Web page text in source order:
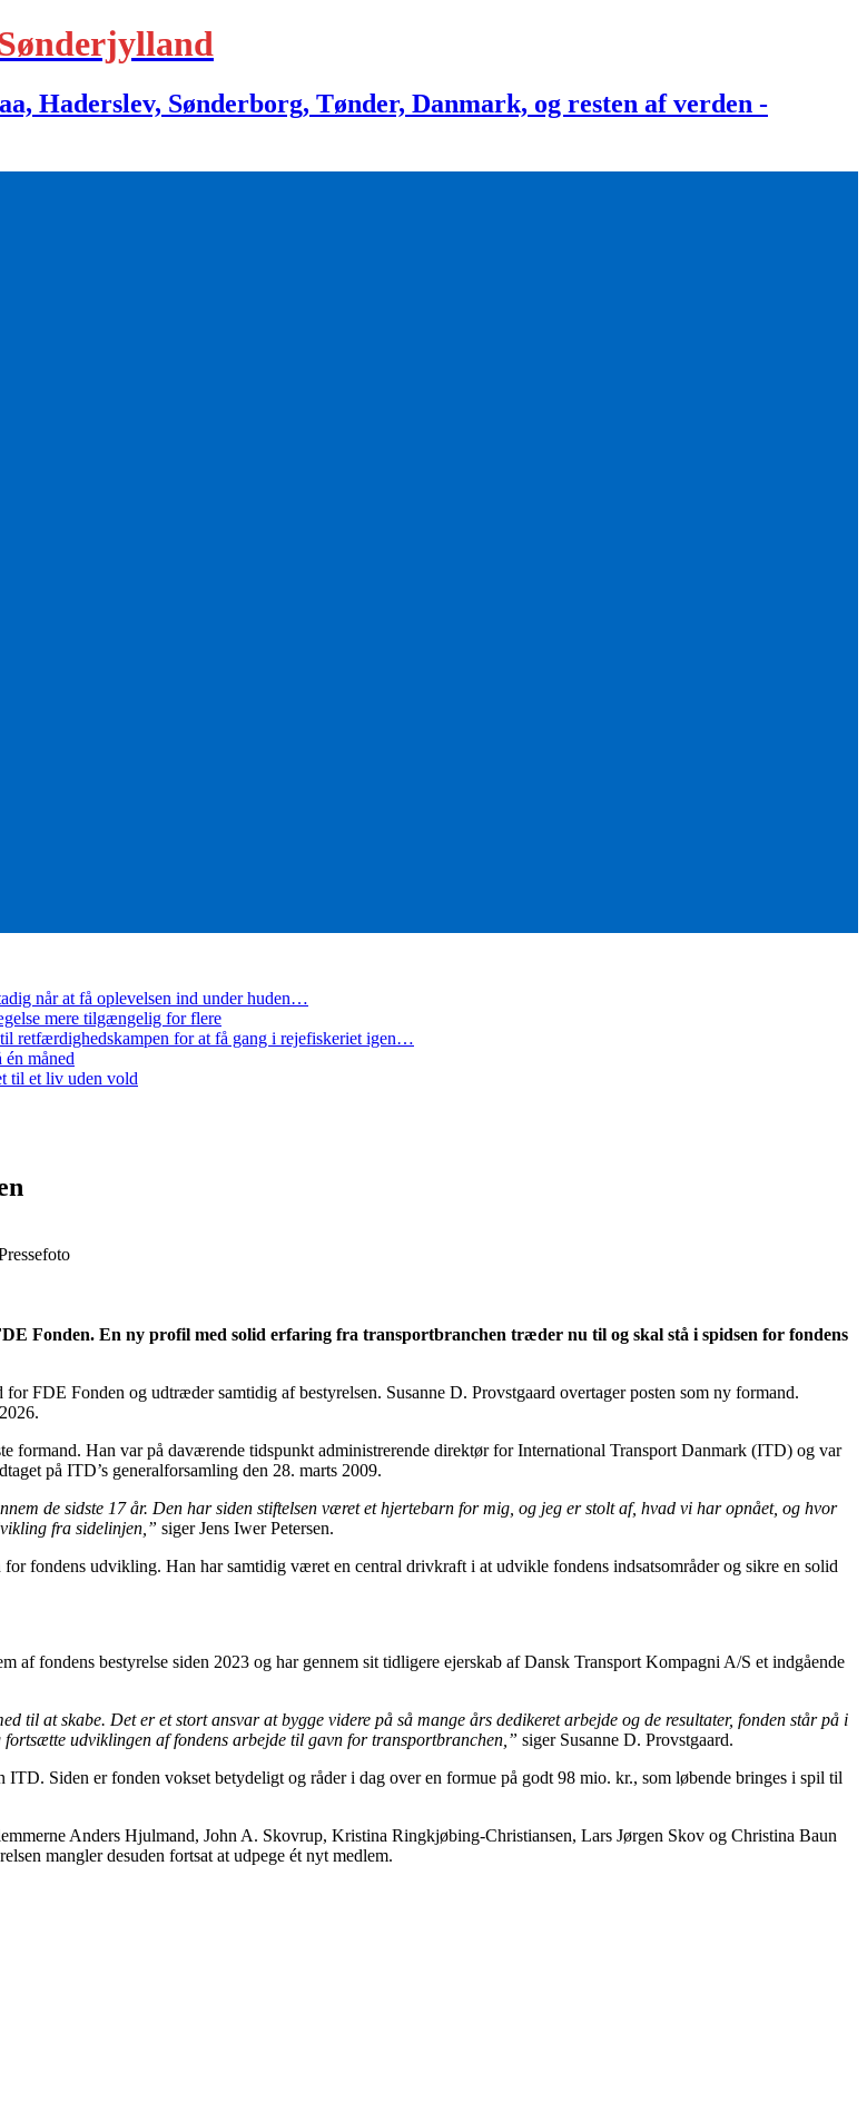
Haderslev, Sønderborg, Tønder, Danmark, og resten af verden -
når at få oplevelsen ind under huden…
mere tilgængelig for flere
retfærdighedskampen for at få gang i rejefiskeriet igen…
måned
til et liv uden vold
Fonden. En ny profil med solid erfaring fra transportbranchen træder nu til og skal stå i spidsen for fondens
FDE Fonden og udtræder samtidig af bestyrelsen. Susanne D. Provstgaard overtager posten som ny formand.
formand. Han var på daværende tidspunkt administrerende direktør for International Transport Danmark (ITD) og var
på ITD’s generalforsamling den 28. marts 2009.
de sidste 17 år. Den har siden stiftelsen været et hjertebarn for mig, og jeg er stolt af, hvad vi har opnået, og hvor
fra sidelinjen,” siger Jens Iwer Petersen.
fondens udvikling. Han har samtidig været en central drivkraft i at udvikle fondens indsatsområder og sikre en solid
fondens bestyrelse siden 2023 og har gennem sit tidligere ejerskab af Dansk Transport Kompagni A/S et indgående
til at skabe. Det er et stort ansvar at bygge videre på så mange års dedikeret arbejde og de resultater, fonden står på i
udviklingen af fondens arbejde til gavn for transportbranchen,” siger Susanne D. Provstgaard.
Siden er fonden vokset betydeligt og råder i dag over en formue på godt 98 mio. kr., som løbende bringes i spil til
Anders Hjulmand, John A. Skovrup, Kristina Ringkjøbing-Christiansen, Lars Jørgen Skov og Christina Baun
mangler desuden fortsat at udpege ét nyt medlem.